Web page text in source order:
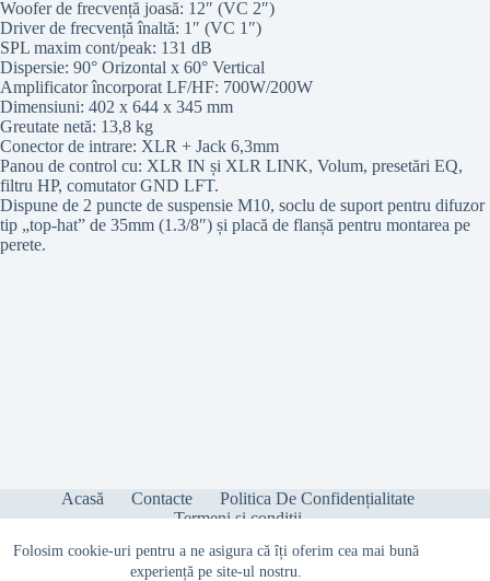
Folosim cookie-uri pentru a ne asigura că îți oferim cea mai bună
experiență pe site-ul nostru.
Woofer de frecvență joasă: 12″ (VC 2″)
Driver de frecvență înaltă: 1″ (VC 1″)
SPL maxim cont/peak: 131 dB
Dispersie: 90° Orizontal x 60° Vertical
Amplificator încorporat LF/HF: 700W/200W
Dimensiuni: 402 x 644 x 345 mm
Greutate netă: 13,8 kg
Conector de intrare: XLR + Jack 6,3mm
Panou de control cu: XLR IN și XLR LINK, Volum, presetări EQ,
filtru HP, comutator GND LFT.
Dispune de 2 puncte de suspensie M10, soclu de suport pentru difuzor
tip „top-hat” de 35mm (1.3/8″) și placă de flanșă pentru montarea pe
perete.
Acasă Contacte
Politica De Confidențialitate
Termeni și condiții